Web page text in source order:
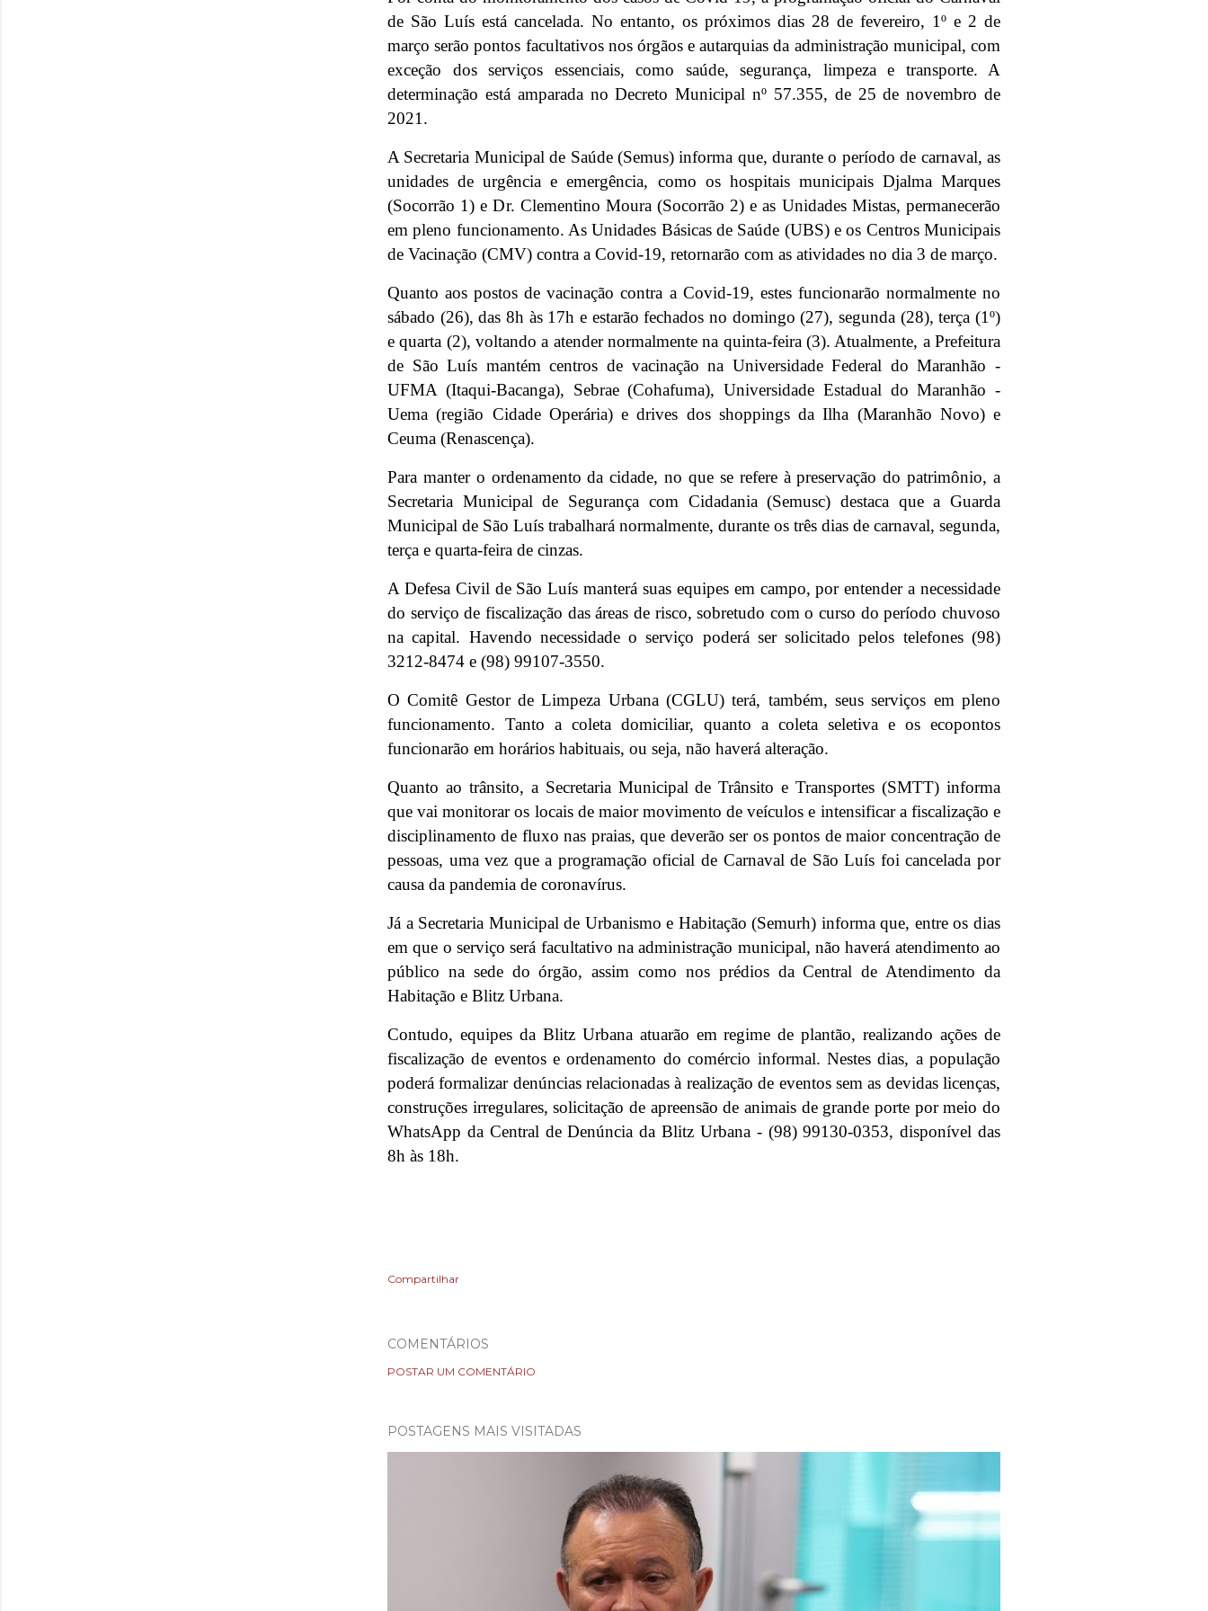
de São Luís está cancelada. No entanto, os próximos dias 28 de fevereiro, 1º e 2 de
março serão pontos facultativos nos órgãos e autarquias da administração municipal, com
exceção dos serviços essenciais, como saúde, segurança, limpeza e transporte. A
determinação está amparada no Decreto Municipal nº 57.355, de 25 de novembro de
2021.
A Secretaria Municipal de Saúde (Semus) informa que, durante o período de carnaval, as
unidades de urgência e emergência, como os hospitais municipais Djalma Marques
(Socorrão 1) e Dr. Clementino Moura (Socorrão 2) e as Unidades Mistas, permanecerão
em pleno funcionamento. As Unidades Básicas de Saúde (UBS) e os Centros Municipais
de Vacinação (CMV) contra a Covid-19, retornarão com as atividades no dia 3 de março.
Quanto aos postos de vacinação contra a Covid-19, estes funcionarão normalmente no
sábado (26), das 8h às 17h e estarão fechados no domingo (27), segunda (28), terça (1º)
e quarta (2), voltando a atender normalmente na quinta-feira (3). Atualmente, a Prefeitura
de São Luís mantém centros de vacinação na Universidade Federal do Maranhão -
UFMA (Itaqui-Bacanga), Sebrae (Cohafuma), Universidade Estadual do Maranhão -
Uema (região Cidade Operária) e drives dos shoppings da Ilha (Maranhão Novo) e
Ceuma (Renascença).
Para manter o ordenamento da cidade, no que se refere à preservação do patrimônio, a
Secretaria Municipal de Segurança com Cidadania (Semusc) destaca que a Guarda
Municipal de São Luís trabalhará normalmente, durante os três dias de carnaval, segunda,
terça e quarta-feira de cinzas.
A Defesa Civil de São Luís manterá suas equipes em campo, por entender a necessidade
do serviço de fiscalização das áreas de risco, sobretudo com o curso do período chuvoso
na capital. Havendo necessidade o serviço poderá ser solicitado pelos telefones (98)
3212-8474 e (98) 99107-3550.
O Comitê Gestor de Limpeza Urbana (CGLU) terá, também, seus serviços em pleno
funcionamento. Tanto a coleta domiciliar, quanto a coleta seletiva e os ecopontos
funcionarão em horários habituais, ou seja, não haverá alteração.
Quanto ao trânsito, a Secretaria Municipal de Trânsito e Transportes (SMTT) informa
que vai monitorar os locais de maior movimento de veículos e intensificar a fiscalização e
disciplinamento de fluxo nas praias, que deverão ser os pontos de maior concentração de
pessoas, uma vez que a programação oficial de Carnaval de São Luís foi cancelada por
causa da pandemia de coronavírus.
Já a Secretaria Municipal de Urbanismo e Habitação (Semurh) informa que, entre os dias
em que o serviço será facultativo na administração municipal, não haverá atendimento ao
público na sede do órgão, assim como nos prédios da Central de Atendimento da
Habitação e Blitz Urbana.
Contudo, equipes da Blitz Urbana atuarão em regime de plantão, realizando ações de
fiscalização de eventos e ordenamento do comércio informal. Nestes dias, a população
poderá formalizar denúncias relacionadas à realização de eventos sem as devidas licenças,
construções irregulares, solicitação de apreensão de animais de grande porte por meio do
WhatsApp da Central de Denúncia da Blitz Urbana - (98) 99130-0353, disponível das
8h às 18h.
Compartilhar
COMENTÁRIOS
POSTAR UM COMENTÁRIO
POSTAGENS MAIS VISITADAS